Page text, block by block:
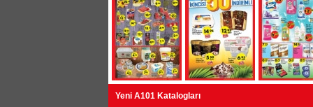
Yeni A101 Katalogları